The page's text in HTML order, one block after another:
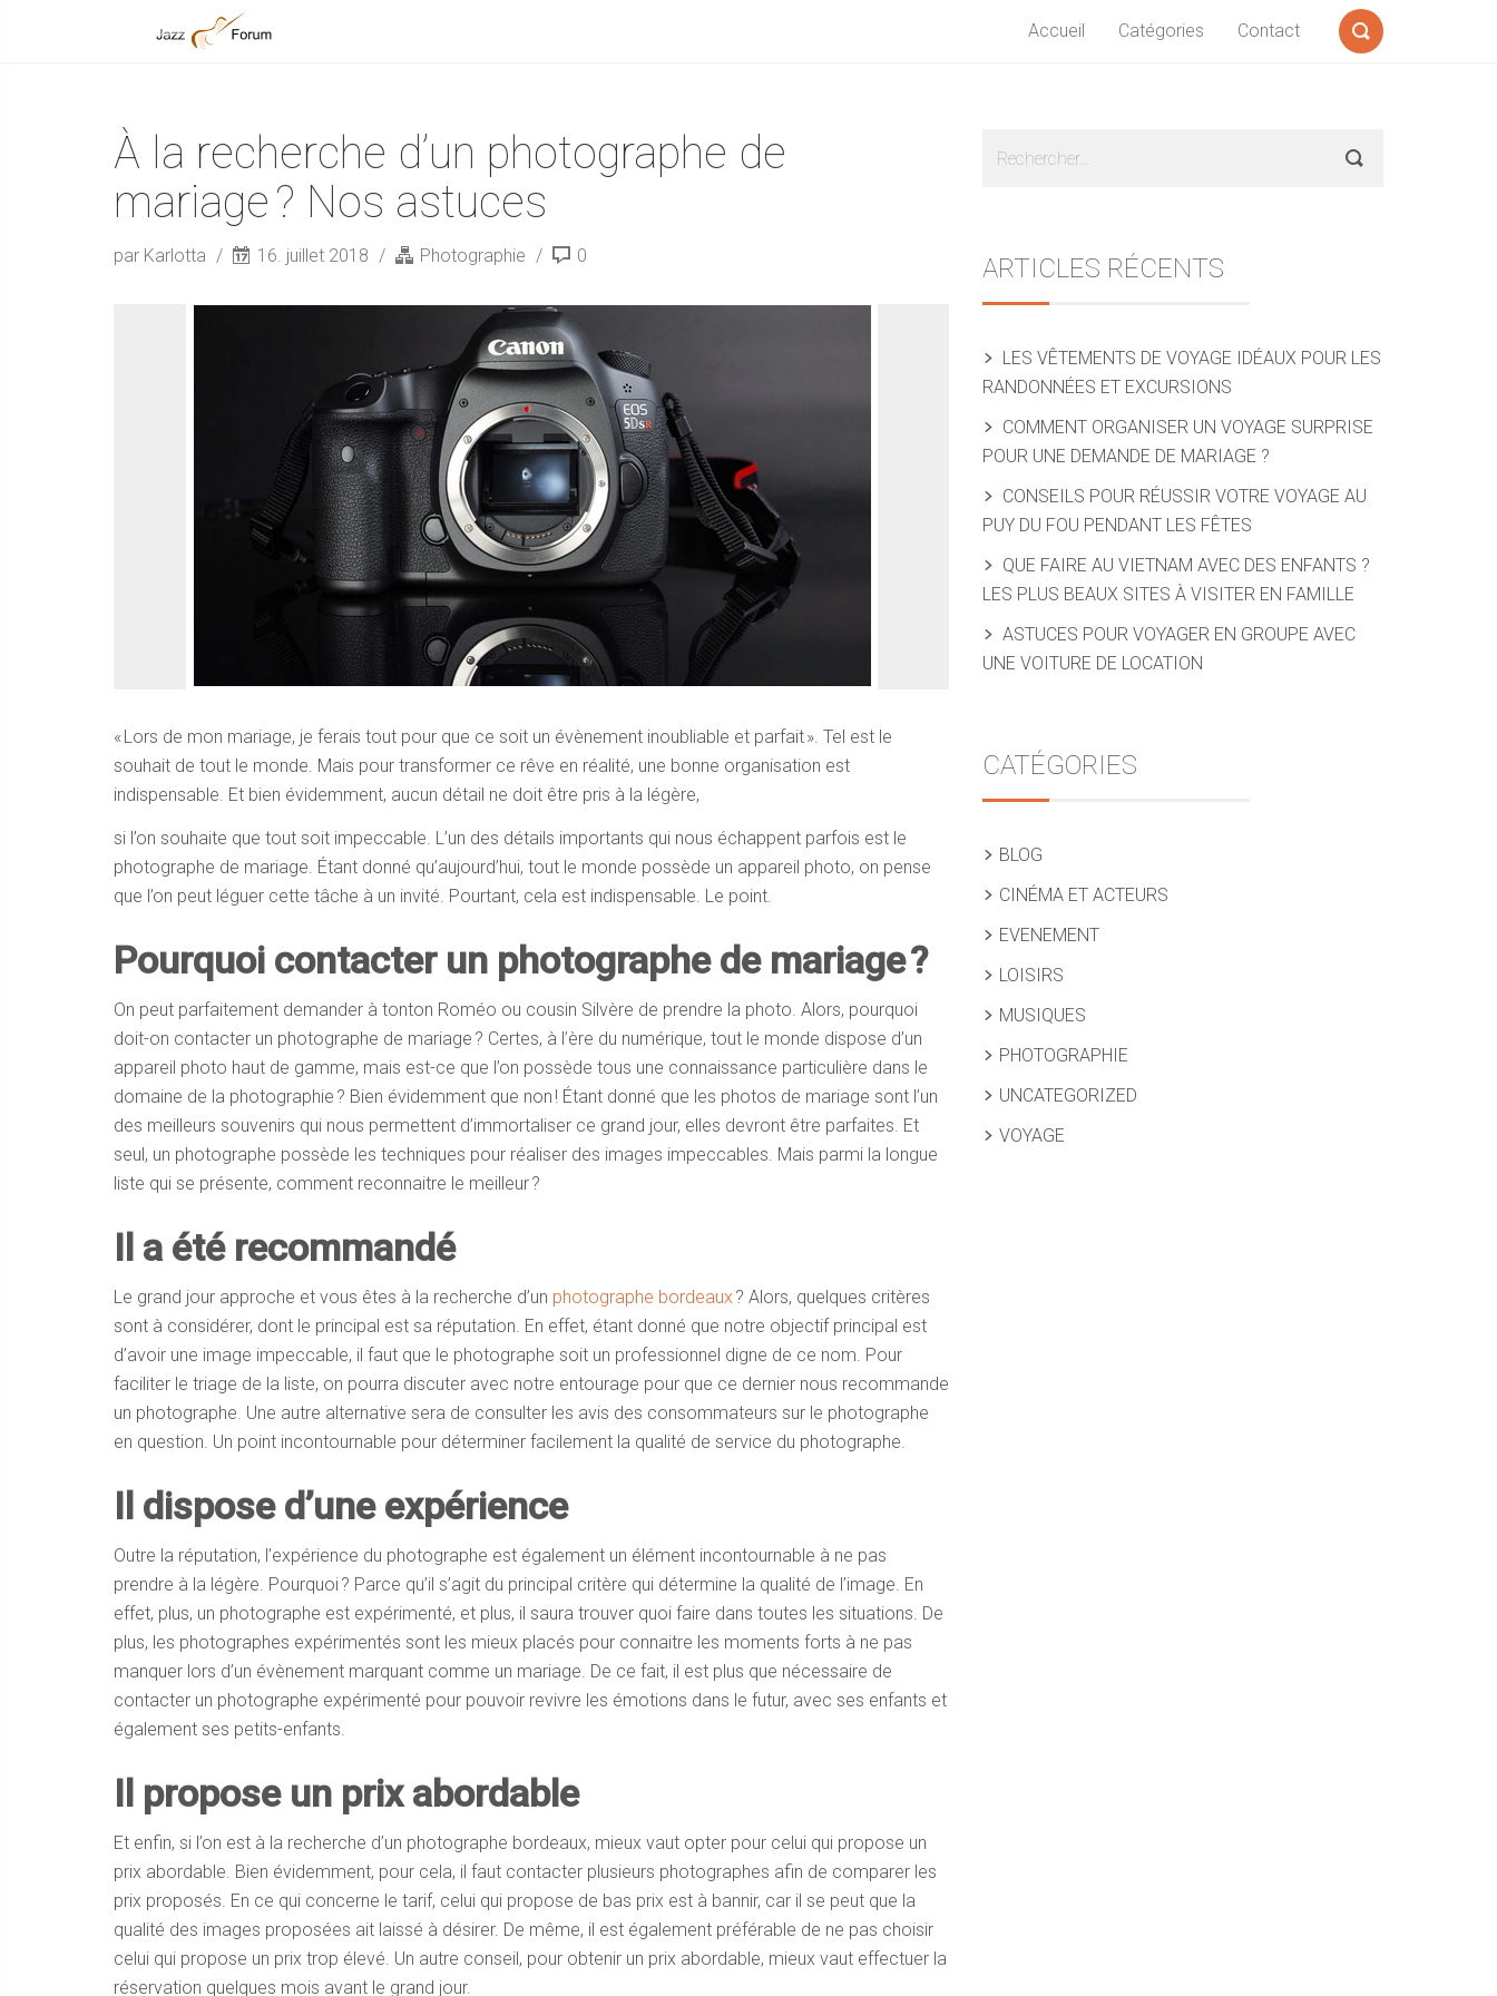
Accueil Catégories Contact
À la recherche d’un photographe de
mariage ? Nos astuces
par Karlotta 16. juillet 2018 Photographie 0
« Lors de mon mariage, je ferais tout pour que ce soit un évènement inoubliable et parfait ». Tel est le
souhait de tout le monde. Mais pour transformer ce rêve en réalité, une bonne organisation est
indispensable. Et bien évidemment, aucun détail ne doit être pris à la légère,
si l’on souhaite que tout soit impeccable. L’un des détails importants qui nous échappent parfois est le
photographe de mariage. Étant donné qu’aujourd’hui, tout le monde possède un appareil photo, on pense
que l’on peut léguer cette tâche à un invité. Pourtant, cela est indispensable. Le point.
Pourquoi contacter un photographe de mariage ?
On peut parfaitement demander à tonton Roméo ou cousin Silvère de prendre la photo. Alors, pourquoi
doit-on contacter un photographe de mariage ? Certes, à l’ère du numérique, tout le monde dispose d’un
appareil photo haut de gamme, mais est-ce que l’on possède tous une connaissance particulière dans le
domaine de la photographie ? Bien évidemment que non ! Étant donné que les photos de mariage sont l’un
des meilleurs souvenirs qui nous permettent d’immortaliser ce grand jour, elles devront être parfaites. Et
seul, un photographe possède les techniques pour réaliser des images impeccables. Mais parmi la longue
liste qui se présente, comment reconnaitre le meilleur ?
Il a été recommandé
Le grand jour approche et vous êtes à la recherche d’un photographe bordeaux ? Alors, quelques critères
sont à considérer, dont le principal est sa réputation. En effet, étant donné que notre objectif principal est
d’avoir une image impeccable, il faut que le photographe soit un professionnel digne de ce nom. Pour
faciliter le triage de la liste, on pourra discuter avec notre entourage pour que ce dernier nous recommande
un photographe. Une autre alternative sera de consulter les avis des consommateurs sur le photographe
en question. Un point incontournable pour déterminer facilement la qualité de service du photographe.
Il dispose d’une expérience
Outre la réputation, l’expérience du photographe est également un élément incontournable à ne pas
prendre à la légère. Pourquoi ? Parce qu’il s’agit du principal critère qui détermine la qualité de l’image. En
effet, plus, un photographe est expérimenté, et plus, il saura trouver quoi faire dans toutes les situations. De
plus, les photographes expérimentés sont les mieux placés pour connaitre les moments forts à ne pas
manquer lors d’un évènement marquant comme un mariage. De ce fait, il est plus que nécessaire de
contacter un photographe expérimenté pour pouvoir revivre les émotions dans le futur, avec ses enfants et
également ses petits-enfants.
Il propose un prix abordable
Et enfin, si l’on est à la recherche d’un photographe bordeaux, mieux vaut opter pour celui qui propose un
prix abordable. Bien évidemment, pour cela, il faut contacter plusieurs photographes afin de comparer les
prix proposés. En ce qui concerne le tarif, celui qui propose de bas prix est à bannir, car il se peut que la
qualité des images proposées ait laissé à désirer. De même, il est également préférable de ne pas choisir
celui qui propose un prix trop élevé. Un autre conseil, pour obtenir un prix abordable, mieux vaut effectuer la
réservation quelques mois avant le grand jour.
Sidebar
ARTICLES RÉCENTS
LES VÊTEMENTS DE VOYAGE IDÉAUX POUR LES
RANDONNÉES ET EXCURSIONS
COMMENT ORGANISER UN VOYAGE SURPRISE
POUR UNE DEMANDE DE MARIAGE ?
CONSEILS POUR RÉUSSIR VOTRE VOYAGE AU
PUY DU FOU PENDANT LES FÊTES
QUE FAIRE AU VIETNAM AVEC DES ENFANTS ?
LES PLUS BEAUX SITES À VISITER EN FAMILLE
ASTUCES POUR VOYAGER EN GROUPE AVEC
UNE VOITURE DE LOCATION
CATÉGORIES
BLOG
CINÉMA ET ACTEURS
EVENEMENT
LOISIRS
MUSIQUES
PHOTOGRAPHIE
UNCATEGORIZED
VOYAGE